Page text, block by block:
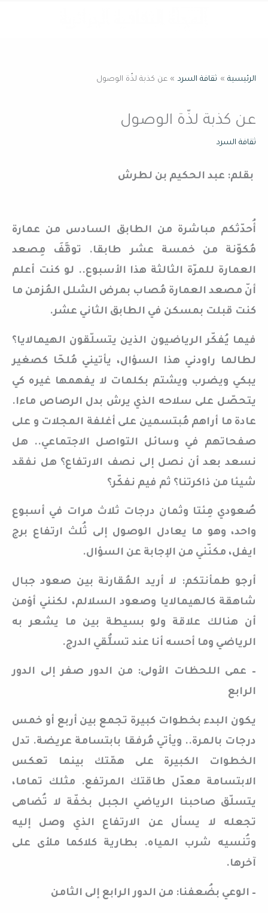
الرئيسية ثقافة السرد عن كذبة لذّة الوصول
عن كذبة لذّة الوصول
ثقافة السرد
بقلم: عبد الحكيم بن لطرش
أُحدّثكم مباشرة من الطابق السادس من عمارة
مُكوّنة من خمسة عشر طابقا. توقَّفَ مِصعد
العمارة للمرّة الثالثة هذا الأسبوع.. لو كنت أعلم
أنّ مصعد العمارة مُصاب بمرض الشلل المُزمن ما
كنت قبلت بمسكن في الطابق الثاني عشر.
فيما يُفكّر الرياضيون الذين يتسلّقون الهيمالايا؟
لطالما راودني هذا السؤال، يأتيني مُلحّا كصغير
يبكي ويضرب ويشتم بكلمات لا يفهمها غيره كي
يتحصّل على سلاحه الذي يرش بدل الرصاص ماءا.
عادة ما أراهم مُبتسمين على أغلفة المجلات و على
صفحاتهم في وسائل التواصل الاجتماعي.. هل
نسعد بعد أن نصل إلى نصف الارتفاع؟ هل نفقد
شيئا من ذاكرتنا؟ ثم فيم نفكّر؟
صُعودي مِئتا وثمان درجات ثلاث مرات في أسبوع
واحد، وهو ما يعادل الوصول إلى ثُلث ارتفاع برج
ايفل، مكنّني من الإجابة عن السؤال.
أرجو طمأنتكم: لا أريد المُقارنة بين صعود جبال
شاهقة كالهيمالايا وصعود السلالم، لكنني أؤمن
أن هنالك علاقة ولو بسيطة بين ما يشعر به
الرياضي وما أحسه أنا عند تسلُّقي الدرج.
– عمى اللحظات الأولى: من الدور صفر إلى الدور
الرابع
يكون البدء بخطوات كبيرة تجمع بين أربع أو خمس
درجات بالمرة.. ويأتي مُرفقا بابتسامة عريضة. تدل
الخطوات الكبيرة على همّتك بينما تعكس
الابتسامة معدّل طاقتك المرتفع. مثلك تماما،
يتسلّق صاحبنا الرياضي الجبل بخفّة لا تُضاهى
تجعله لا يسأل عن الارتفاع الذي وصل إليه
وتُنسيه شرب المياه. بطارية كلاكما ملأى على
آخرها.
– الوعي بضُعفنا: من الدور الرابع إلى الثامن